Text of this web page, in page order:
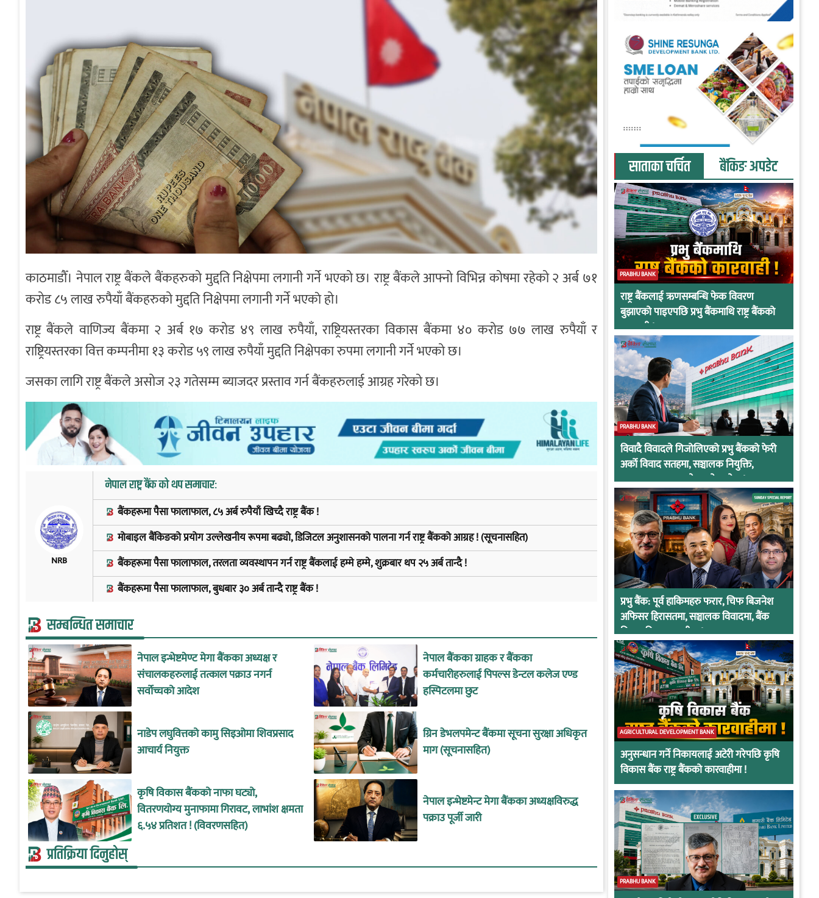
काठमाडौँ। नेपाल राष्ट्र बैंकले बैंकहरुको मुद्दति निक्षेपमा लगानी गर्ने भएको छ। राष्ट्र बैंकले आफ्नो विभिन्न कोषमा रहेको २ अर्ब ७१
करोड ८५ लाख रुपैयाँ बैंकहरुको मुद्दति निक्षेपमा लगानी गर्ने भएकाे हो।
राष्ट्र बैंकले वाणिज्य बैंकमा २ अर्ब १७ करोड ४९ लाख रुपैयाँ, राष्ट्रियस्तरका विकास बैंकमा ४० करोड ७७ लाख रुपैयाँ र
राष्ट्रियस्तरका वित्त कम्पनीमा १३ करोड ५९ लाख रुपैयाँ मुद्दति निक्षेपका रुपमा लगानी गर्ने भएको छ।
जसका लागि राष्ट्र बैंकले असोज २३ गतेसम्म ब्याजदर प्रस्ताव गर्न बैंकहरुलाई आग्रह गरेको छ।
NRB
नेपाल राष्ट्र बैंक को थप समाचार:
बैंकहरूमा पैसा फालाफाल, ८५ अर्ब रुपैयाँ खिच्दै राष्ट्र बैंक !
मोबाइल बैंकिङको प्रयोग उल्लेखनीय रूपमा बढ्यो, डिजिटल अनुशासनको पालना गर्न राष्ट्र बैंकको आग्रह ! (सूचनासहित)
बैंकहरूमा पैसा फालाफाल, तरलता व्यवस्थापन गर्न राष्ट्र बैंकलाई हम्मे हम्मे, शुक्रबार थप २५ अर्ब तान्दै !
बैंकहरूमा पैसा फालाफाल, बुधबार ३० अर्ब तान्दै राष्ट्र बैंक !
सम्बन्धित समाचार
नेपाल इन्भेष्टमेण्ट मेगा बैंकका अध्यक्ष र
संचालकहरुलाई तत्काल पक्राउ नगर्न
सर्वोच्चको आदेश
नेपाल बैंकका ग्राहक र बैंकका
कर्मचारीहरुलाई पिपल्स डेन्टल कलेज एण्ड
हस्पिटलमा छुट
नाडेप लघुवित्तको कामु सिइओमा शिवप्रसाद
आचार्य नियुक्त
ग्रिन डेभलपमेन्ट बैंकमा सूचना सुरक्षा अधिकृत
माग (सूचनासहित)
कृषि विकास बैंकको नाफा घट्यो,
वितरणयोग्य मुनाफामा गिरावट, लाभांश क्षमता
६.५४ प्रतिशत ! (विवरणसहित)
नेपाल इन्भेष्टमेन्ट मेगा बैंकका अध्यक्षविरुद्ध
पक्राउ पूर्जी जारी
प्रतिक्रिया दिनुहोस्
साताका चर्चित बैंकिङ अपडेट
PRABHU BANK
राष्ट्र बैंकलाई ऋणसम्बन्धि फेक विवरण
बुझाएको पाइएपछि प्रभु बैंकमाथि राष्ट्र बैंकको
कारवाही !
PRABHU BANK
विवादै विवादले गिजोलिएको प्रभु बैंकको फेरी
अर्को विवाद सतहमा, सञ्चालक नियुक्ति,
अनुसन्धान र सरुवाले तात्यो माहोल !
प्रभु बैंक: पूर्व हाकिमहरु फरार, चिफ बिजनेश
अफिसर हिरासतमा, सञ्चालक विवादमा, बैंक
नियामकीय कारवाहीमा !
AGRICULTURAL DEVELOPMENT BANK
अनुसन्धान गर्ने निकायलाई अटेरी गरेपछि कृषि
विकास बैंक राष्ट्र बैंकको कारवाहीमा !
PRABHU BANK